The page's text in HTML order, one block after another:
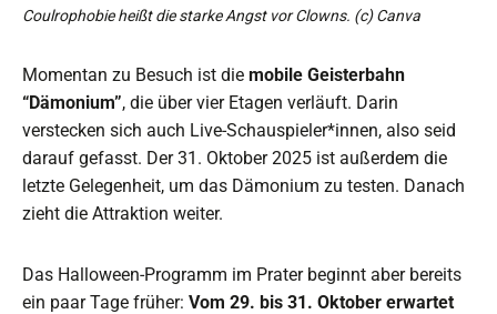
Coulrophobie heißt die starke Angst vor Clowns. (c) Canva
Momentan zu Besuch ist die mobile Geisterbahn
“Dämonium”, die über vier Etagen verläuft. Darin
verstecken sich auch Live-Schauspieler*innen, also seid
darauf gefasst. Der 31. Oktober 2025 ist außerdem die
letzte Gelegenheit, um das Dämonium zu testen. Danach
zieht die Attraktion weiter.
Das Halloween-Programm im Prater beginnt aber bereits
ein paar Tage früher: Vom 29. bis 31. Oktober erwartet